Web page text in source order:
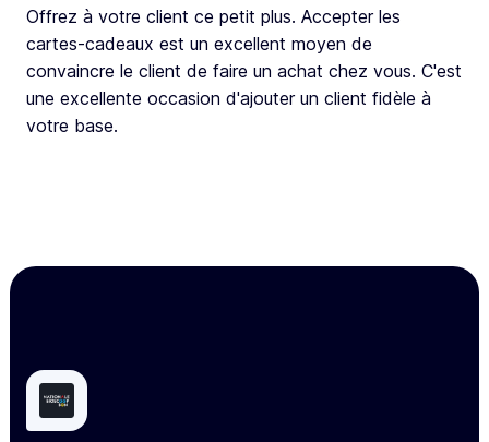
Offrez à votre client ce petit plus. Accepter les
cartes-cadeaux est un excellent moyen de
convaincre le client de faire un achat chez vous. C'est
une excellente occasion d'ajouter un client fidèle à
votre base.